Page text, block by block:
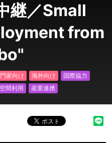
継／Small
from
家向け 海外向け
国際協力
間利用 産業連携